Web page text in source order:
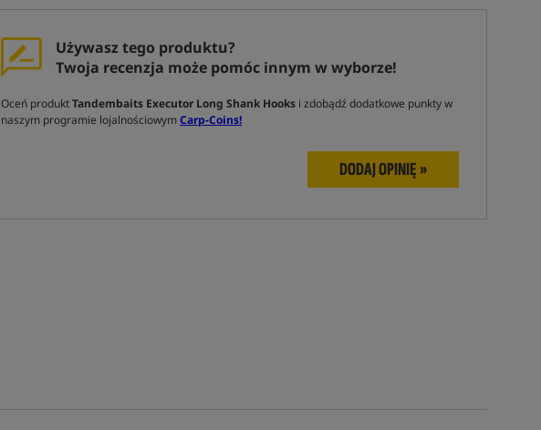
Używasz tego produktu?
Twoja recenzja może pomóc innym w wyborze!
Oceń produktTandembaits Executor Long Shank Hooks i zdobądź dodatkowe punkty w
naszym programie lojalnościowymCarp-Coins!
DODAJ OPINIĘ »